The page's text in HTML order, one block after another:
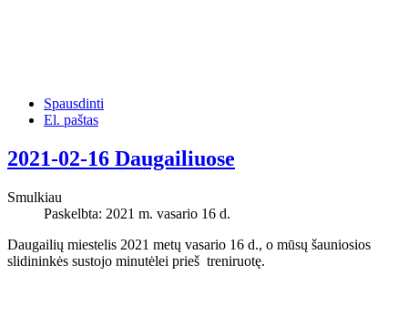
Spausdinti
El. paštas
2021-02-16 Daugailiuose
Smulkiau
Paskelbta: 2021 m. vasario 16 d.
Daugailių miestelis 2021 metų vasario 16 d., o mūsų šauniosios
slidininkės sustojo minutėlei prieš treniruotę.